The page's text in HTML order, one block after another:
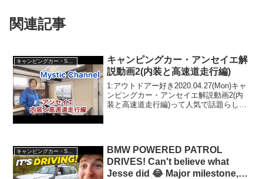
関連記事
キャンピングカー・SUV人気車種
キャンピングカー・アンセイエ解
説動画2(内装と高速道走行編)
1:アウトドアー好き2020.04.27(Mon)キャ
ンピングカー・アンセイエ解説動画2(内
装と高速道走行編)って人気で話題らしい
BMW POWERED PATROL
DRIVES! Can't believe what
Jesse did 😂 Major milestone,